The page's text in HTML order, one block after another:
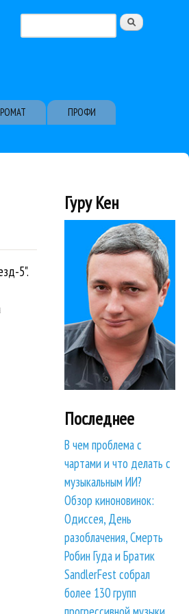
Форма поиска
ПРОФИ
5".
Гуру Кен
Последнее
В чем проблема с
чартами и что делать с
музыкальным ИИ?
Обзор киноновинок:
Одиссея, День
разоблачения, Смерть
Робин Гуда и Братик
SandlerFest собрал
более 130 групп